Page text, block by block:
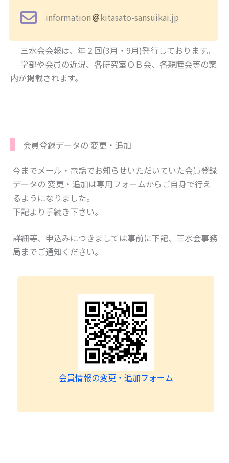
information kitasato-sansuikai.jp
三水会会報は、年２回(3月・9月)発行しております。
学部や会員の近況、各研究室ＯＢ会、各親睦会等の案
内が掲載されます。
会員登録データの 変更・追加
今までメール・電話でお知らせいただいていた会員登録
データの 変更・追加は専用フォームからご自身で行え
るようになりました。
下記より手続き下さい。
詳細等、申込みにつきましては事前に下記、三水会事務
局までご通知ください。
会員情報の変更・追加フォーム